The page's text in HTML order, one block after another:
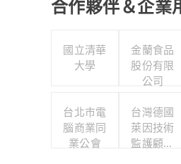
合作夥伴＆企業
國立清華
大學
金蘭食品
股份有限
公司
台北市電
腦商業同
業公會
台灣德國
萊因技術
監護顧問